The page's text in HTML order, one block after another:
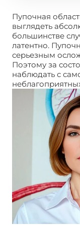
Пупочная
выглядеть
большинстве
латентно.
серьезным
Поэтому за
наблюдать с